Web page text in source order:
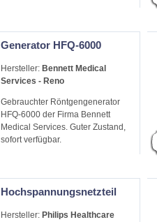
Generator HFQ-6000
Hersteller: Bennett Medical
Services - Reno
Gebrauchter Röntgengenerator
HFQ-6000 der Firma Bennett
Medical Services. Guter Zustand,
sofort verfügbar.
Hochspannungsnetzteil
Hersteller: Philips Healthcare